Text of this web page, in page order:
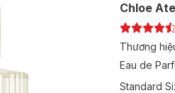
Chloe
Thương
Eau de
Standard